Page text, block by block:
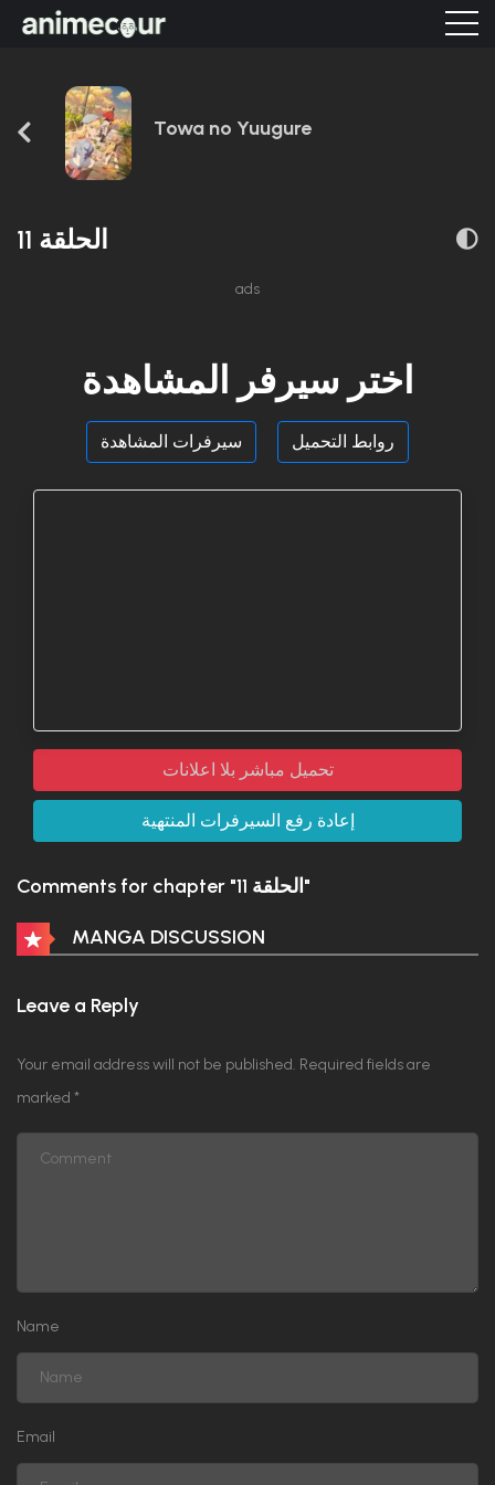
Towa no Yuugure
الحلقة 11
ads
اختر سيرفر المشاهدة
سيرفرات المشاهدة روابط التحميل
تحميل مباشر بلا اعلانات
إعادة رفع السيرفرات المنتهية
Comments for chapter "الحلقة 11"
MANGA DISCUSSION
Leave a Reply
Your email address will not be published. Required fields are
marked *
Name
Email